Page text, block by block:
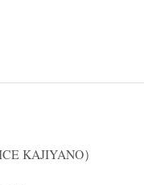
KAJIYANO）